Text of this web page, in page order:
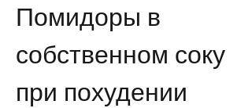
Помидоры в
собственном соку
при похудении